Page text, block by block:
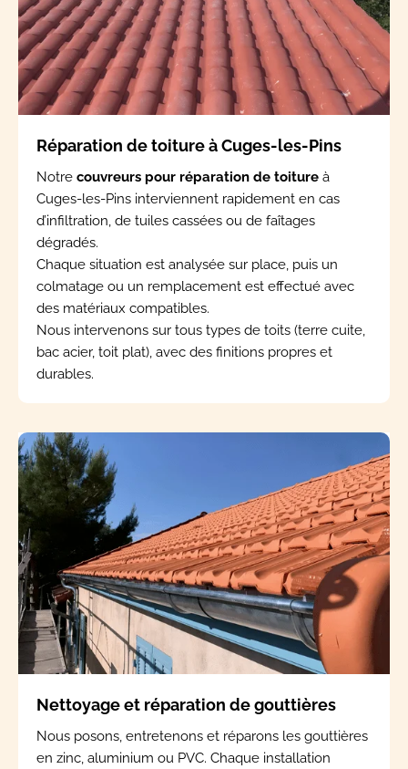
Réparation de toiture à Cuges-les-Pins
Notre couvreurs pour réparation de toiture à
Cuges-les-Pins interviennent rapidement en cas
d’infiltration, de tuiles cassées ou de faîtages
dégradés.
Chaque situation est analysée sur place, puis un
colmatage ou un remplacement est effectué avec
des matériaux compatibles.
Nous intervenons sur tous types de toits (terre cuite,
bac acier, toit plat), avec des finitions propres et
durables.
Nettoyage et réparation de gouttières
Nous posons, entretenons et réparons les gouttières
en zinc, aluminium ou PVC. Chaque installation